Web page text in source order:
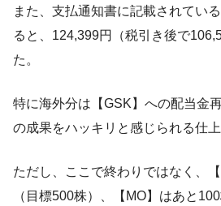
また、支払通知書に記載されてい
ると、124,399円（税引き後で
た。
特に海外分は【GSK】への配当金
の成果をハッキリと感じられる仕上
ただし、ここで終わりではなく、
（目標500株）、【MO】はあと